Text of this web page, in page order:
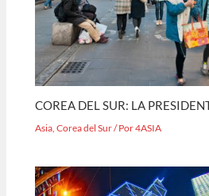
COREA DEL SUR: LA
Asia ,Corea del Sur/ Por4ASIA